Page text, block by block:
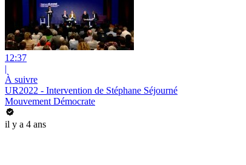
12:37
|
À suivre
UR2022 - Intervention de Stéphane Séjourné
Mouvement Démocrate
il y a 4 ans